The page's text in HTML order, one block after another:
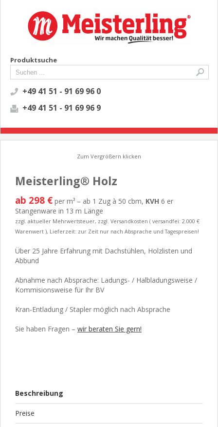
Produktsuche
+49 41 51 - 91 69 96 0
+49 41 51 - 91 69 96 9
Zum Vergrößern klicken
Meisterling® Holz
ab 298 € per m³ – ab 1 Zug à 50 cbm, KVH 6 er
Stangenware in 13 m Länge
zzgl. aktueller Mehrwertsteuer, zzgl. Versandkosten ( versandfei: 2.000 €
Warenwert ), Lieferzeit: zur Zeit nur nach Absprache und Tagespreisen!
Über 25 Jahre Erfahrung mit Dachstühlen, Holzlisten und
Abbund
Abnahme nach Absprache: Ladungs- / Halbladungsweise /
Kommisionsweise für Ihr BV
Kran-Entladung / Stapler möglich nach Absprache
Sie haben Fragen – wir beraten Sie gern!
Beschreibung
Preise